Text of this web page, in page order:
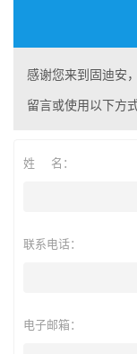
感谢您来到固迪安
留言或使用以下方
姓 名：
联系电话：
电子邮箱：